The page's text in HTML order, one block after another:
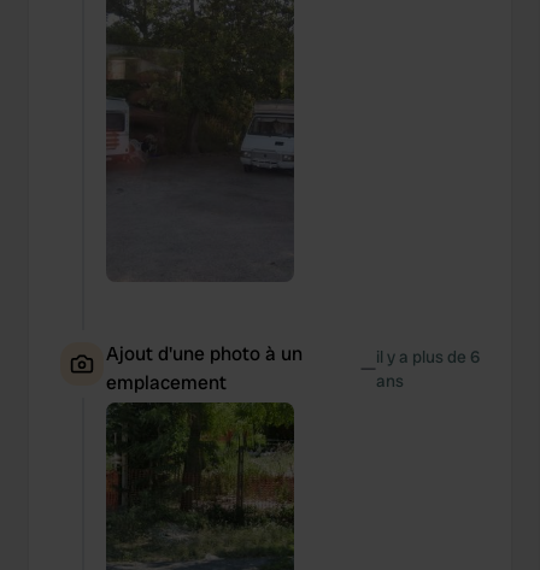
Ajout d'une photo à un
emplacement
—il y a plus de 6
ans